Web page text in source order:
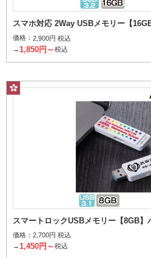
スマホ対応 2Way USBメモリー【16GB
価格： 2,900円 税込
→ 1,850円～税込
スマートロックUSBメモリー【8GB】
価格： 2,700円 税込
→1,450円～税込